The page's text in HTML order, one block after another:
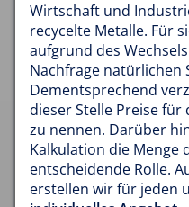
Wirtschaft und
recycelte Metalle. Für
aufgrund des
Nachfrage natürlichen
Dementsprechend
dieser Stelle Preise
zu nennen. Darüber
Kalkulation die Menge
entscheidende Rolle.
erstellen wir für jeden